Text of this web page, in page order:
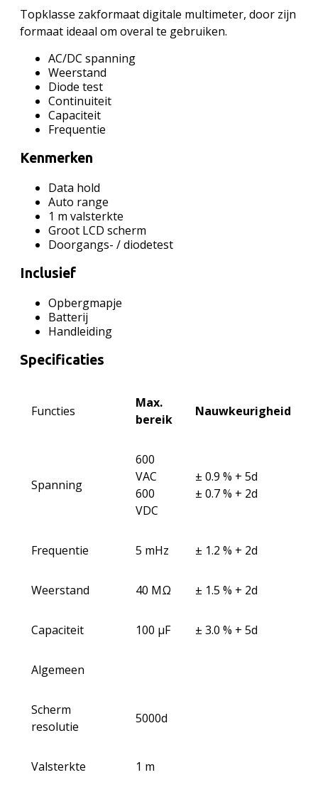
Topklasse zakformaat digitale multimeter, door zijn
formaat ideaal om overal te gebruiken.
AC/DC spanning
Weerstand
Diode test
Continuiteit
Capaciteit
Frequentie
Kenmerken
Data hold
Auto range
1 m valsterkte
Groot LCD scherm
Doorgangs- / diodetest
Inclusief
Opbergmapje
Batterij
Handleiding
Specificaties
Functies
Max.
bereik
Nauwkeurigheid
Spanning
600
VAC
600
VDC
± 0.9 % + 5d
± 0.7 % + 2d
Frequentie 5 mHz ± 1.2 % + 2d
Weerstand 40 MΩ ± 1.5 % + 2d
Capaciteit 100 μF ± 3.0 % + 5d
Algemeen
Scherm
resolutie
5000d
Valsterkte 1 m